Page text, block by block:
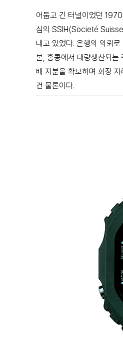
어둡고 긴 터널이었던
심의 SSIH(Societé
내고 있었다. 은행의 의뢰로
본, 홍콩에서 대량생산되는
배 지분을 확보하며 회장
건 물론이다.